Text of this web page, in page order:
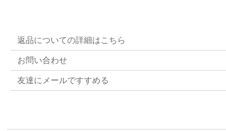
返品についての詳細はこちら
お問い合わせ
友達にメールですすめる